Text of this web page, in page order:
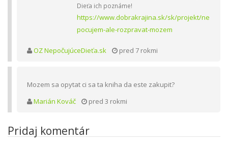
Dieťa ich poznáme!
https://www.dobrakrajina.sk/sk/projekt/ne
pocujem-ale-rozpravat-mozem
OZ NepočujúceDieťa.sk pred 7 rokmi
Mozem sa opytat ci sa ta kniha da este zakupit?
Marián Kováč
pred 3 rokmi
Pridaj komentár